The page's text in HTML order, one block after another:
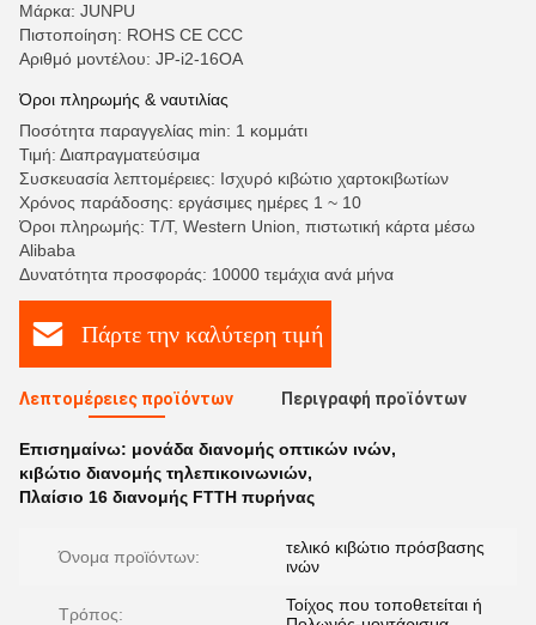
Μάρκα: JUNPU
Πιστοποίηση: ROHS CE CCC
Αριθμό μοντέλου: JP-i2-16OA
Όροι πληρωμής & ναυτιλίας
Ποσότητα παραγγελίας min: 1 κομμάτι
Τιμή: Διαπραγματεύσιμα
Συσκευασία λεπτομέρειες: Ισχυρό κιβώτιο χαρτοκιβωτίων
Χρόνος παράδοσης: εργάσιμες ημέρες 1 ~ 10
Όροι πληρωμής: T/T, Western Union, πιστωτική κάρτα μέσω
Alibaba
Δυνατότητα προσφοράς: 10000 τεμάχια ανά μήνα
Πάρτε την καλύτερη τιμή
Λεπτομέρειες προϊόντων Περιγραφή προϊόντων
Επισημαίνω: μονάδα διανομής οπτικών ινών,
κιβώτιο διανομής τηλεπικοινωνιών,
Πλαίσιο 16 διανομής FTTH πυρήνας
Όνομα προϊόντων:
τελικό κιβώτιο πρόσβασης
ινών
Τρόπος:
Τοίχος που τοποθετείται ή